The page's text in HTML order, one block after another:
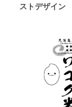
ストデザイン